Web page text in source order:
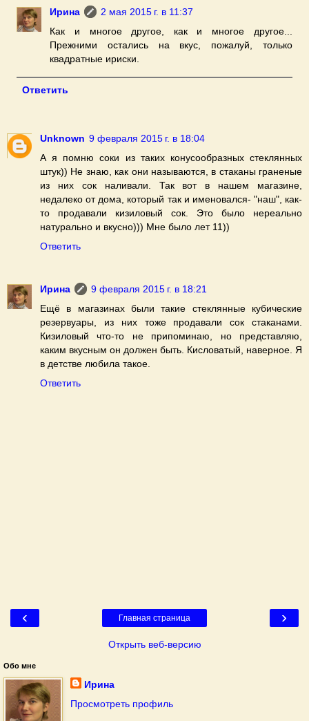
Ирина
2 мая 2015 г. в 11:37
Как и многое другое, как и многое другое...
Прежними остались на вкус, пожалуй, только
квадратные ириски.
Ответить
Unknown 9 февраля 2015 г. в 18:04
А я помню соки из таких конусообразных стеклянных
штук)) Не знаю, как они называются, в стаканы граненые
из них сок наливали. Так вот в нашем магазине,
недалеко от дома, который так и именовался- "наш", как-
то продавали кизиловый сок. Это было нереально
натурально и вкусно))) Мне было лет 11))
Ответить
Ирина
9 февраля 2015 г. в 18:21
Ещё в магазинах были такие стеклянные кубические
резервуары, из них тоже продавали сок стаканами.
Кизиловый что-то не припоминаю, но представляю,
каким вкусным он должен быть. Кисловатый, наверное. Я
в детстве любила такое.
Ответить
‹ ›
Главная страница
Открыть веб-версию
Обо мне
Ирина
Просмотреть профиль